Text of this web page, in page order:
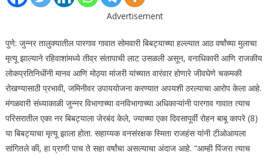
Advertisement
पुणे: जुन्नर तालुक्यातील पारगाव गावात सोमवारी बिबट्याच्या हल्ल्यात आठ वर्षांच्या मुलाचा
मृत्यू झाल्याने रहिवाशांमध्ये तीव्र संतापाची लाट उसळली असून, वनाधिकारी आणि राजकीय
लोकप्रतिनिधींनी मानव आणि मोठ्या मांजरी यांच्यात वारंवार होणारे जीवघेणे चकमकी
रोखण्यासाठी प्रभावी, जमिनीवर उपाययोजना करण्यात अपयशी ठरल्याचा आरोप केला आहे.
मंगळवारी संध्याकाळी जुन्नर विभागाच्या वनविभागाच्या अधिकाऱ्यांनी पारगाव गावात त्याच
परिसरातील एका नर बिबट्याला जेरबंद केले, ज्याच्या एका दिवसापूर्वी रोहन बाबू कापरे (8)
या बिबट्याचा मृत्यू झाला होता. सहाय्यक वनसंरक्षक स्मिता राजहंस यांनी टीओआयला
सांगितले की, हा प्राणी पाच ते सहा वर्षांचा असल्याचा अंदाज आहे. “आम्ही पिंजरा त्याच